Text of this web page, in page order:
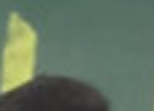
Warning: Undefined array